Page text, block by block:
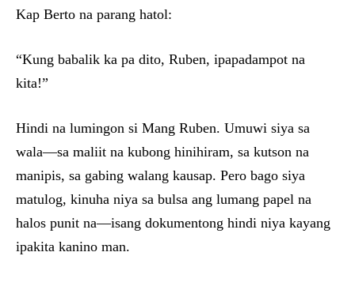
Kap Berto na parang hatol:
“Kung babalik ka pa dito, Ruben, ipapadampot na
kita!”
Hindi na lumingon si Mang Ruben. Umuwi siya sa
wala—sa maliit na kubong hinihiram, sa kutson na
manipis, sa gabing walang kausap. Pero bago siya
matulog, kinuha niya sa bulsa ang lumang papel na
halos punit na—isang dokumentong hindi niya kayang
ipakita kanino man.